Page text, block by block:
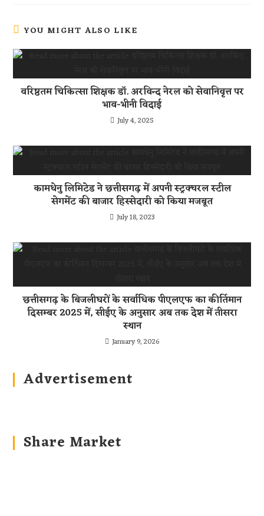
YOU MIGHT ALSO LIKE
वरिष्ठतम चिकित्सा शिक्षक डॉ. अरविन्द नेरल को सेवानिवृत्त पर
भाव-भीनी विदाई
July 4, 2025
कामधेनु लिमिटेड ने छत्तीसगढ़ में अपनी स्ट्रक्चरल स्टील
सेगमेंट की बाजार हिस्सेदारी को किया मजबूत
July 18, 2023
छत्तीसगढ़ के बिजलीघरों के सर्वाधिक पीएलएफ का कीर्तिमान
दिसम्बर 2025 में, सीईए के अनुसार अब तक देश में तीसरा
स्थान
January 9, 2026
Advertisement
Share Market